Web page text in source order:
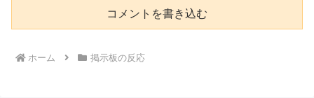
コメントを書き込む
ホーム 掲示板の反応